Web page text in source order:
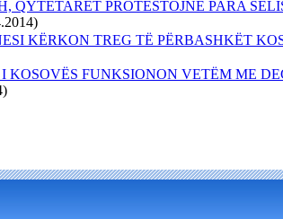
QYTETARËT PROTESTOJNË PARA
KËRKON TREG TË PËRBASHKËT
KOSOVËS FUNKSIONON VETËM ME